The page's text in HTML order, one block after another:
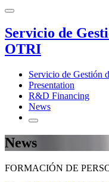
Servicio de
OTRI
Servicio de Gestión
Presentation
R&D Financing
News
News
FORMACIÓN DE